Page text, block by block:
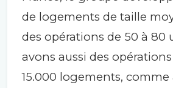
de logements de taille
des opérations de 50 à 80
avons aussi des
15.000 logements, comme